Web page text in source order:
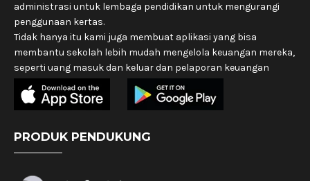
administrasi untuk lembaga pendidikan untuk mengurangi
penggunaan kertas.
Tidak hanya itu kami juga membuat aplikasi yang bisa
membantu sekolah lebih mudah mengelola keuangan mereka,
seperti uang masuk dan keluar dan pelaporan keuangan
PRODUK PENDUKUNG